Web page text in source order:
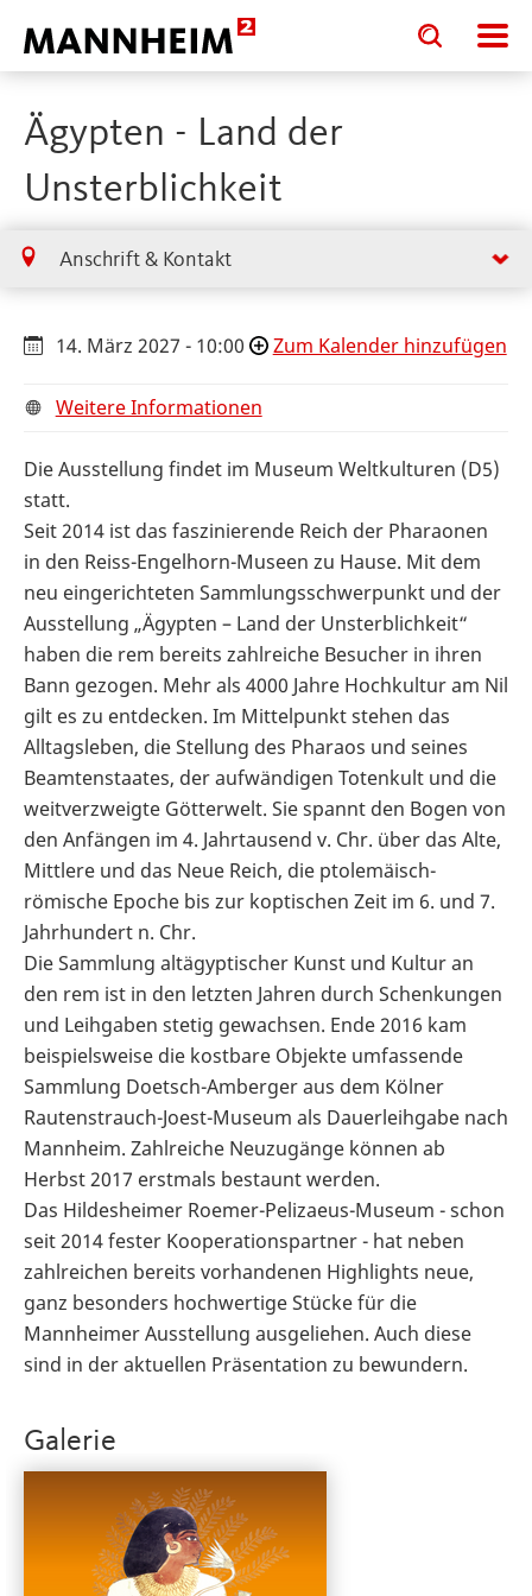
Toggle
search
input
Toggle
search
input
Ägypten - Land der
Unsterblichkeit
Anschrift & Kontakt
14. März 2027 - 10:00 Zum Kalender hinzufügen
Weitere Informationen
Die Ausstellung findet im Museum Weltkulturen (D5)
statt.
Seit 2014 ist das faszinierende Reich der Pharaonen
in den Reiss-Engelhorn-Museen zu Hause. Mit dem
neu eingerichteten Sammlungsschwerpunkt und der
Ausstellung „Ägypten – Land der Unsterblichkeit“
haben die rem bereits zahlreiche Besucher in ihren
Bann gezogen. Mehr als 4000 Jahre Hochkultur am Nil
gilt es zu entdecken. Im Mittelpunkt stehen das
Alltagsleben, die Stellung des Pharaos und seines
Beamtenstaates, der aufwändigen Totenkult und die
weitverzweigte Götterwelt. Sie spannt den Bogen von
den Anfängen im 4. Jahrtausend v. Chr. über das Alte,
Mittlere und das Neue Reich, die ptolemäisch-
römische Epoche bis zur koptischen Zeit im 6. und 7.
Jahrhundert n. Chr.
Die Sammlung altägyptischer Kunst und Kultur an
den rem ist in den letzten Jahren durch Schenkungen
und Leihgaben stetig gewachsen. Ende 2016 kam
beispielsweise die kostbare Objekte umfassende
Sammlung Doetsch-Amberger aus dem Kölner
Rautenstrauch-Joest-Museum als Dauerleihgabe nach
Mannheim. Zahlreiche Neuzugänge können ab
Herbst 2017 erstmals bestaunt werden.
Das Hildesheimer Roemer-Pelizaeus-Museum - schon
seit 2014 fester Kooperationspartner - hat neben
zahlreichen bereits vorhandenen Highlights neue,
ganz besonders hochwertige Stücke für die
Mannheimer Ausstellung ausgeliehen. Auch diese
sind in der aktuellen Präsentation zu bewundern.
Galerie